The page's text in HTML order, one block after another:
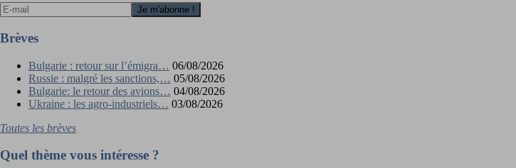
Brèves
Bulgarie : retour sur l’émigra… 06/08/2026
Russie : malgré les sanctions,… 05/08/2026
Bulgarie: le retour des avions… 04/08/2026
Ukraine : les agro-industriels… 03/08/2026
Toutes les brèves
Quel thème vous intéresse ?